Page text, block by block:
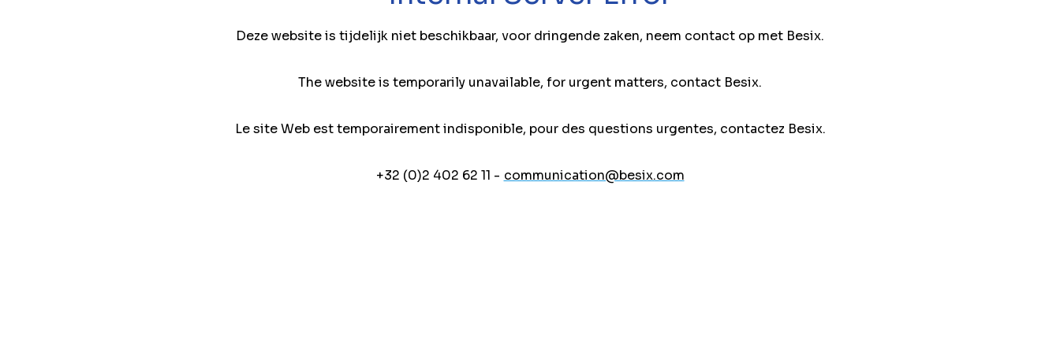
Deze website is tijdelijk niet beschikbaar, voor dringende zaken, neem contact op met Besix.
The website is temporarily unavailable, for urgent matters, contact Besix.
Le site Web est temporairement indisponible, pour des questions urgentes, contactez Besix.
+32 (0)2 402 62 11 - communication@besix.com